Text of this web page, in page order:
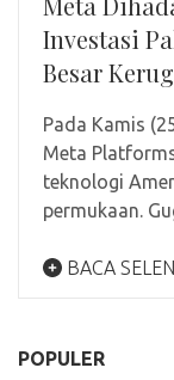
Investasi
Besar
Pada Kamis
Meta
teknologi
permukaan.
BACA
POPULER